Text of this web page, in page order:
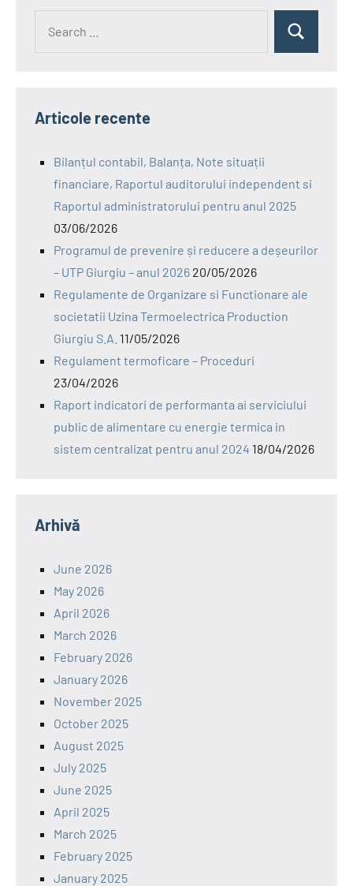
Search
Articole recente
Bilanțul contabil, Balanța, Note situații
financiare, Raportul auditorului independent si
Raportul administratorului pentru anul 2025
03/06/2026
Programul de prevenire și reducere a deșeurilor
– UTP Giurgiu – anul 2026 20/05/2026
Regulamente de Organizare si Functionare ale
societatii Uzina Termoelectrica Production
Giurgiu S.A. 11/05/2026
Regulament termoficare – Proceduri
23/04/2026
Raport indicatori de performanta ai serviciului
public de alimentare cu energie termica in
sistem centralizat pentru anul 2024 18/04/2026
Arhivă
June 2026
May 2026
April 2026
March 2026
February 2026
January 2026
November 2025
October 2025
August 2025
July 2025
June 2025
April 2025
March 2025
February 2025
January 2025